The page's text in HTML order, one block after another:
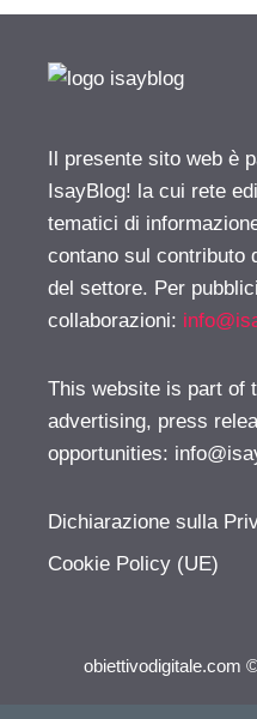
Il presente sito web è
IsayBlog! la cui rete
tematici di
contano sul contributo
del settore. Per
collaborazioni:
This website is part of
advertising, press
opportunities:
Dichiarazione sulla
Cookie Policy (UE)
obiettivodigitale.com